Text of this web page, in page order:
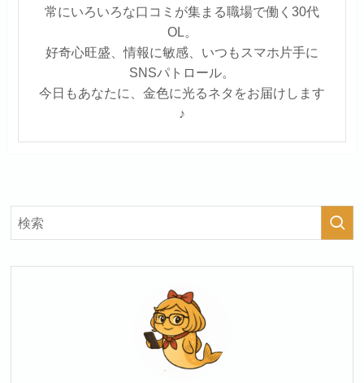
常にいろいろな口コミが集まる職場で働く30代
OL。
好奇心旺盛、情報に敏感、いつもスマホ片手に
SNSパトロール。
今日もあなたに、金色に光るネタをお届けします
♪